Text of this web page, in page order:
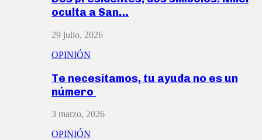
oculta a San…
29 julio, 2026
OPINIÓN
Te necesitamos, tu ayuda no es un
número
3 marzo, 2026
OPINIÓN